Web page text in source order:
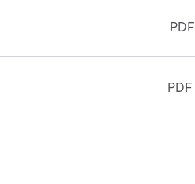
PDF
PDF